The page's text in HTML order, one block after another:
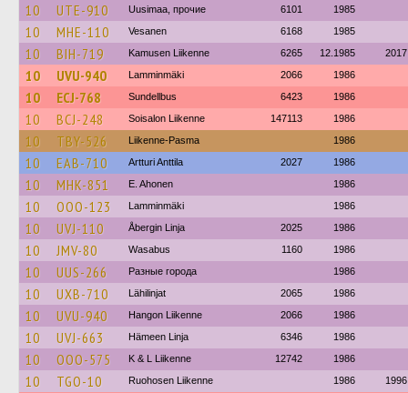
10 UTE-910 Uusimaa, прочие 6101 1985
10 MHE-110 Vesanen 6168 1985
10 BIH-719 Kamusen Liikenne 6265 12.1985 2017
10 UVU-940 Lamminmäki 2066 1986
10 ECJ-768 Sundellbus 6423 1986
10 BCJ-248 Soisalon Liikenne 147113 1986
10 TBY-526 Liikenne-Pasma 1986
10 EAB-710 Artturi Anttila 2027 1986
10 MHK-851 E. Ahonen 1986
10 OOO-123 Lamminmäki 1986
10 UVJ-110 Åbergin Linja 2025 1986
10 JMV-80 Wasabus 1160 1986
10 UUS-266 Разные города 1986
10 UXB-710 Lähilinjat 2065 1986
10 UVU-940 Hangon Liikenne 2066 1986
10 UVJ-663 Hämeen Linja 6346 1986
10 OOO-575 K & L Liikenne 12742 1986
10 TGO-10 Ruohosen Liikenne 1986 1996